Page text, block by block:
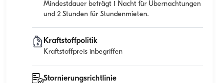
Mindestdauer beträgt 1 Nacht für Übernachtungen
und 2 Stunden für Stundenmieten.
Kraftstoffpolitik
Kraftstoffpreis inbegriffen
Stornierungsrichtlinie